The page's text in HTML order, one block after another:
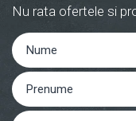
Nu rata ofertele si